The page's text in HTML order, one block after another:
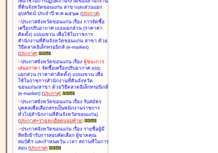
ที่ดินจังหวัดขอนแก่น สาขาและส่วนแยก
อุบลรัตน์ ประจำปี พ.ศ.๒๕๖๗ (ประกาศ)
>ประกาศจังหวัดขอนแก่น เรื่อง การจัดซื้อ
เครื่องปรับอากาศ แบบแยกส่วน (ราคาค่า
ติดตั้ง) แบบแขวน เพื่อใช้ในราชการ
สำนักงานที่ดินจังหวัดขอนแก่น สาขา ด้วย
วิธีตลาดอิเล็กทรอนิกส์ (e-market)
(ประกาศ)
>ประกาศจังหวัดขอนแก่น เรื่อง ผู้ชนะการ
เสนอราคา จัดซื้อเครื่องปรับอากาศ แบบ
แยกส่วน (ราคาค่าติดตั้ง) แบบแขวน เพื่อ
ใช้ในราชการสำนักงานที่ดินจังหวัด
ขอนแก่น/สาขา ด้วยวิธีตลาดอิเล็กทรอนิกส์
(e-market) (ประกาศ)
>ประกาศจังหวัดขอนแก่น เรื่อง รับสมัคร
บุคคลเพื่อเลือกสรรเป็นพนักงานราชการ
ทั่วไป(สำนักงานที่ดินจังหวัดขอนแก่น)
(ประกาศ+รายละเอียดแนบท้าย)
>ประกาศจังหวัดขอนแก่น เรื่อง รายชื่อผู้มี
สิทธิเข้ารับการสอบคัดเลือก ผู้ขาดคุณ
สมบัติฯ และกำหนดวัน เวลา สถานที่ในการ
สอบ (ประกาศ)